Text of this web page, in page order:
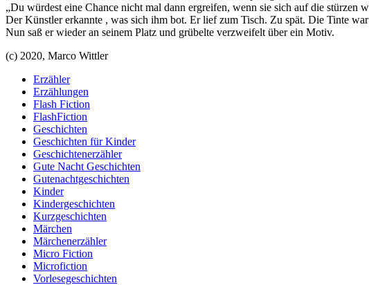
„Du würdest eine Chance nicht mal dann ergreifen, wenn sie sich auf die stürzen
Der Künstler erkannte , was sich ihm bot. Er lief zum Tisch. Zu spät. Die Tinte
Nun saß er wieder an seinem Platz und grübelte verzweifelt über ein Motiv.
(c) 2020, Marco Wittler
Erzähler
Erzählungen
Flash Fiction
FlashFiction
Geschichten
Geschichten für Kinder
Geschichtenerzähler
Gute Nacht Geschichten
Gutenachtgeschichten
Kinder
Kindergeschichten
Kurzgeschichten
Märchen
Märchenerzähler
Micro Fiction
Microfiction
Vorlesegeschichten